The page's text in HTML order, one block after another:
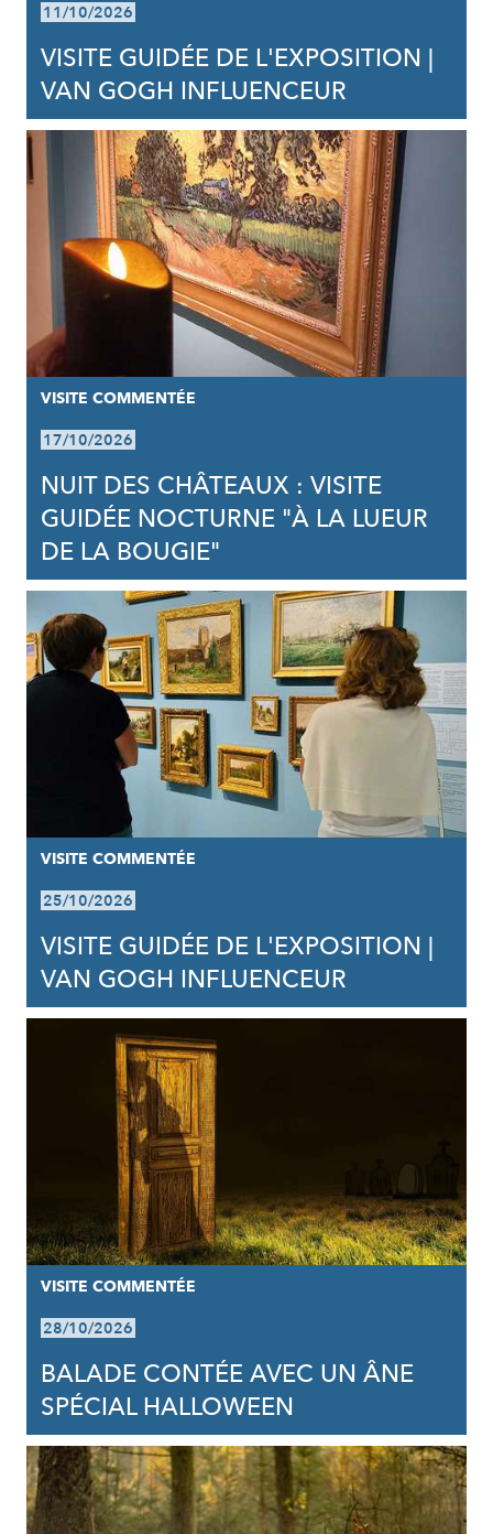
11/10/2026
VISITE GUIDÉE DE L'EXPOSITION |
VAN GOGH INFLUENCEUR
VISITE COMMENTÉE
17/10/2026
NUIT DES CHÂTEAUX : VISITE
GUIDÉE NOCTURNE "À LA LUEUR
DE LA BOUGIE"
VISITE COMMENTÉE
25/10/2026
VISITE GUIDÉE DE L'EXPOSITION |
VAN GOGH INFLUENCEUR
VISITE COMMENTÉE
28/10/2026
BALADE CONTÉE AVEC UN ÂNE
SPÉCIAL HALLOWEEN